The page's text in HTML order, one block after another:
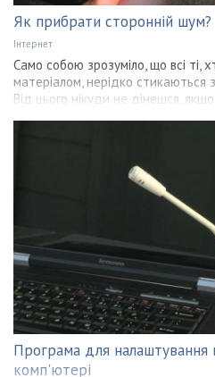
Як прибрати сторонній шум?
Інтернет
Само собою зрозуміло, що всі ті,
матеріалом, нерідко стикаються
Від цього нікуди не дінешся, якщо
Програма для налаштування
комп'ютері